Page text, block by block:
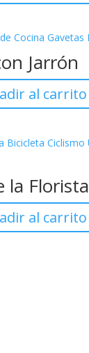
Jarrón
al carrito
la Florista
al carrito